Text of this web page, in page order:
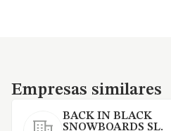
Empresas similares
Empresas similares
BACK IN BLACK
SNOWBOARDS SL.